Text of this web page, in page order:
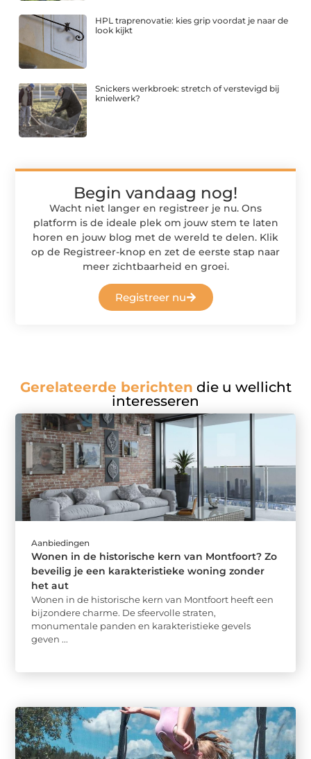
HPL traprenovatie: kies grip voordat je naar de
look kijkt
Snickers werkbroek: stretch of verstevigd bij
knielwerk?
Begin vandaag nog!
Wacht niet langer en registreer je nu. Ons
platform is de ideale plek om jouw stem te laten
horen en jouw blog met de wereld te delen. Klik
op de Registreer-knop en zet de eerste stap naar
meer zichtbaarheid en groei.
Registreer nu
Gerelateerde berichten die u wellicht
interesseren
Aanbiedingen
Wonen in de historische kern van Montfoort? Zo
beveilig je een karakteristieke woning zonder
het aut
Wonen in de historische kern van Montfoort heeft een
bijzondere charme. De sfeervolle straten,
monumentale panden en karakteristieke gevels
geven ...